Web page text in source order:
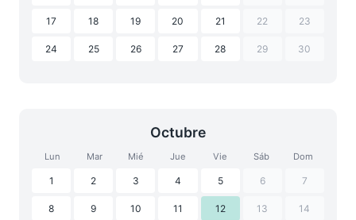
17 18 19 20 21 22 23
24 25 26 27 28 29 30
Octubre
Lun Mar Mié Jue Vie Sáb Dom
1 2 3 4 5 6 7
8 9 10 11 12 13 14